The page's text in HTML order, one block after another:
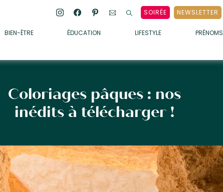
SOIRÉE NEWSLETTER
BIEN-ÊTRE ÉDUCATION LIFESTYLE PRÉNOMS
• SOMMEIL
• MÉDECINE DOUCE
• SOINS
Coloriages pâques : nos
inédits à télécharger !